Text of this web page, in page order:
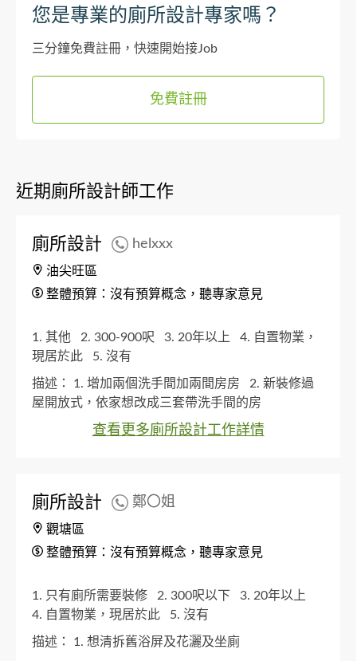
您是專業的廁所設計專家嗎？
三分鐘免費註冊，快速開始接Job
免費註冊
近期廁所設計師工作
廁所設計 helxxx
油尖旺區
整體預算：沒有預算概念，聽專家意見
1. 其他 2. 300-900呎 3. 20年以上
4. 自置物業，
現居於此
5. 沒有
描述： 1. 增加兩個洗手間加兩間房房
2. 新裝修過
屋開放式，依家想改成三套帶洗手間的房
查看更多廁所設計工作詳情
廁所設計 鄭〇姐
觀塘區
整體預算：沒有預算概念，聽專家意見
1. 只有廁所需要裝修 2. 300呎以下
3. 20年以上
4. 自置物業，現居於此
5. 沒有
描述： 1. 想清拆舊浴屏及花灑及坐廁